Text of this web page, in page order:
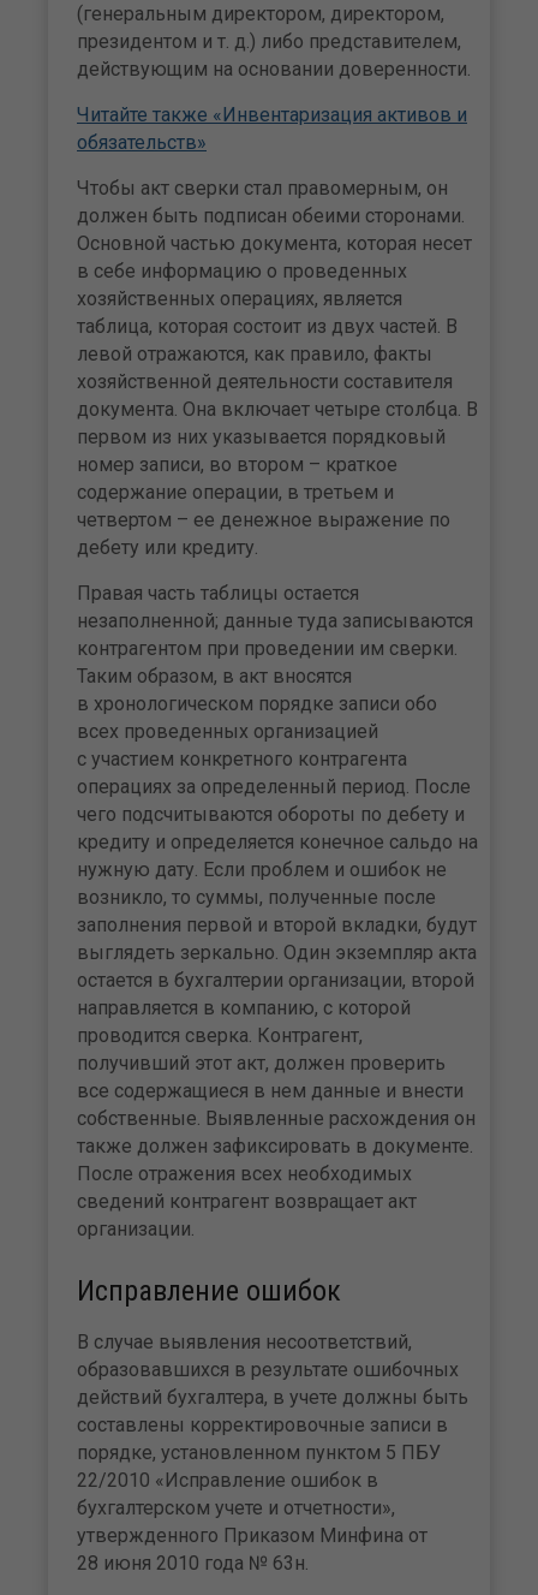
(генеральным директором, директором,
президентом и т. д.) либо представителем,
действующим на основании доверенности.
Читайте также «Инвентаризация активов и
обязательств»
Чтобы акт сверки стал правомерным, он
должен быть подписан обеими сторонами.
Основной частью документа, которая несет
в себе информацию о проведенных
хозяйственных операциях, является
таблица, которая состоит из двух частей. В
левой отражаются, как правило, факты
хозяйственной деятельности составителя
документа. Она включает четыре столбца. В
первом из них указывается порядковый
номер записи, во втором – краткое
содержание операции, в третьем и
четвертом – ее денежное выражение по
дебету или кредиту.
Правая часть таблицы остается
незаполненной; данные туда записываются
контрагентом при проведении им сверки.
Таким образом, в акт вносятся
в хронологическом порядке записи обо
всех проведенных организацией
с участием конкретного контрагента
операциях за определенный период. После
чего подсчитываются обороты по дебету и
кредиту и определяется конечное сальдо на
нужную дату. Если проблем и ошибок не
возникло, то суммы, полученные после
заполнения первой и второй вкладки, будут
выглядеть зеркально. Один экземпляр акта
остается в бухгалтерии организации, второй
направляется в компанию, с которой
проводится сверка. Контрагент,
получивший этот акт, должен проверить
все содержащиеся в нем данные и внести
собственные. Выявленные расхождения он
также должен зафиксировать в документе.
После отражения всех необходимых
сведений контрагент возвращает акт
организации.
Исправление ошибок
В случае выявления несоответствий,
образовавшихся в результате ошибочных
действий бухгалтера, в учете должны быть
составлены корректировочные записи в
порядке, установленном пунктом 5 ПБУ
22/2010 «Исправление ошибок в
бухгалтерском учете и отчетности»,
утвержденного Приказом Минфина от
28 июня 2010 года № 63н.